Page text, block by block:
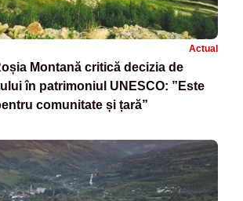
Actual
Montană critică decizia de
în patrimoniul UNESCO: ”Este
comunitate și țară”